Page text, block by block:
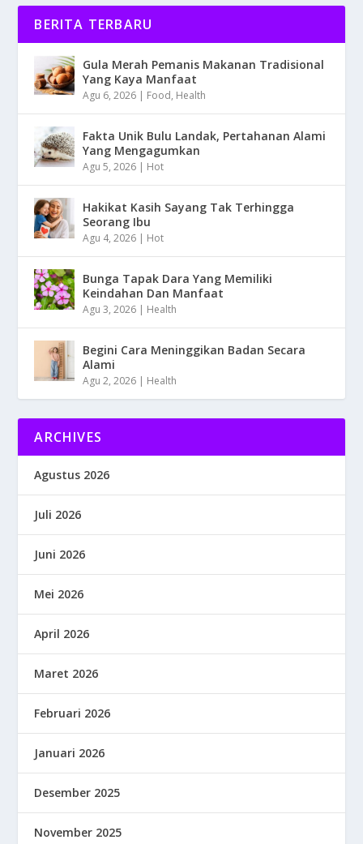
BERITA TERBARU
Gula Merah Pemanis Makanan Tradisional
Yang Kaya Manfaat
Agu 6, 2026 | Food, Health
Fakta Unik Bulu Landak, Pertahanan Alami
Yang Mengagumkan
Agu 5, 2026 | Hot
Hakikat Kasih Sayang Tak Terhingga
Seorang Ibu
Agu 4, 2026 | Hot
Bunga Tapak Dara Yang Memiliki
Keindahan Dan Manfaat
Agu 3, 2026 | Health
Begini Cara Meninggikan Badan Secara
Alami
Agu 2, 2026 | Health
ARCHIVES
Agustus 2026
Juli 2026
Juni 2026
Mei 2026
April 2026
Maret 2026
Februari 2026
Januari 2026
Desember 2025
November 2025